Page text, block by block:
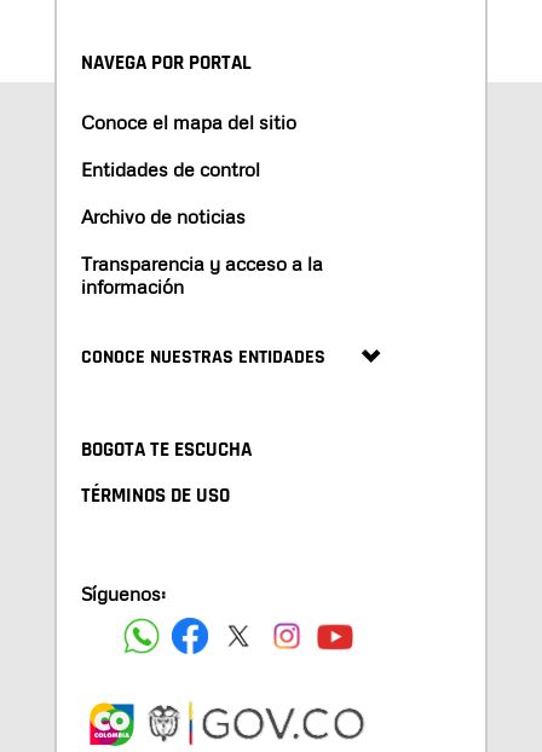
NAVEGA POR PORTAL
Conoce el mapa del sitio
Entidades de control
Archivo de noticias
Transparencia y acceso a la
información
CONOCE NUESTRAS ENTIDADES
BOGOTA TE ESCUCHA
TÉRMINOS DE USO
Síguenos: